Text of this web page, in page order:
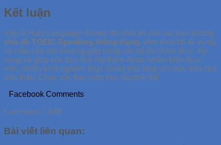
Kết luận
Vậy là Halo Language Center đã chia sẻ với các bạn những
chủ đề TOEIC Speaking thông dụng, kèm theo bộ từ vựng
và mẫu câu hỏi thường gặp trong các kỳ thi chính thức. Hy
vọng sẽ giúp các bạn tích lũy thêm được nhiều kiến thức
mới, nhiều kinh nghiệm thực chiến phù hợp với mục tiêu của
bản thân. Chúc các bạn luôn học tập thật tốt!
Facebook Comments
Lượt xem: 1.846
Bài viết liên quan: